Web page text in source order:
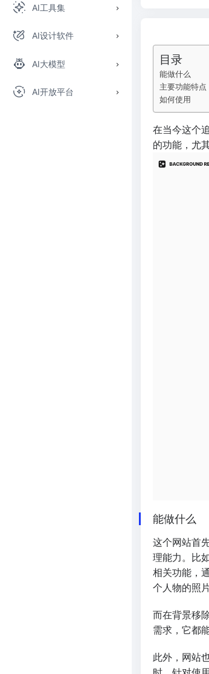
AI工具集
AI设计软件
AI大模型
AI开放平台
目录
能做什么
主要功能特点
如何使用
在当今这个
的功能，尤
能做什么
这个网站首
理能力。比
相关功能，
个人物的照
而在背景移
需求，它都
此外，网站